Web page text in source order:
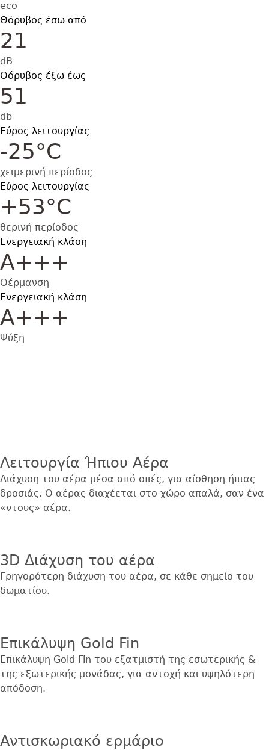
eco
Θόρυβος έσω από
21
dB
Θόρυβος έξω έως
51
db
Εύρος λειτουργίας
-25°C
χειμερινή περίοδος
Εύρος λειτουργίας
+53°C
θερινή περίοδος
Ενεργειακή κλάση
Α+++
Θέρμανση
Ενεργειακή κλάση
Α+++
Ψύξη
Λειτουργία Ήπιου Αέρα
Διάχυση του αέρα μέσα από οπές, για αίσθηση ήπιας
δροσιάς. Ο αέρας διαχέεται στο χώρο απαλά, σαν ένα
«ντους» αέρα.
3D Διάχυση του αέρα
Γρηγορότερη διάχυση του αέρα, σε κάθε σημείο του
δωματίου.
Επικάλυψη Gold Fin
Επικάλυψη Gold Fin του εξατμιστή της εσωτερικής &
της εξωτερικής μονάδας, για αντοχή και υψηλότερη
απόδοση.
Αντισκωριακό ερμάριο